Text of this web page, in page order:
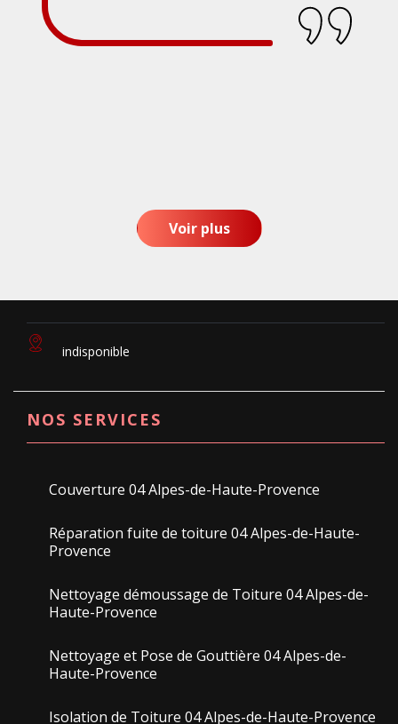
Voir plus
indisponible
NOS SERVICES
Couverture 04 Alpes-de-Haute-Provence
Réparation fuite de toiture 04 Alpes-de-Haute-
Provence
Nettoyage démoussage de Toiture 04 Alpes-de-
Haute-Provence
Nettoyage et Pose de Gouttière 04 Alpes-de-
Haute-Provence
Isolation de Toiture 04 Alpes-de-Haute-Provence